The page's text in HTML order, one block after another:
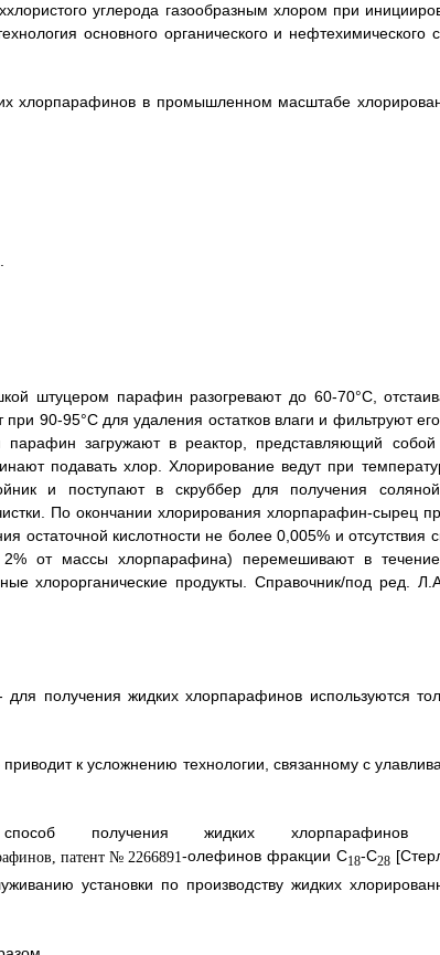
углерода газообразным хлором при
основного органического и нефтехимического
хлорпарафинов в промышленном масштабе
штуцером парафин разогревают до 60-70°С,
90-95°С для удаления остатков влаги и фильтруют
загружают в реактор, представляющий
подавать хлор. Хлорирование ведут при
и поступают в скруббер для получения
По окончании хлорирования хлорпарафин-сырец
остаточной кислотности не более 0,005% и отсутствия
от массы хлорпарафина) перемешивают в
хлорорганические продукты. Справочник/под ред.
для получения жидких хлорпарафинов используются
к усложнению технологии, связанному с
получения жидких хлорпарафинов
-олефинов фракции C18-С28
установки по производству жидких